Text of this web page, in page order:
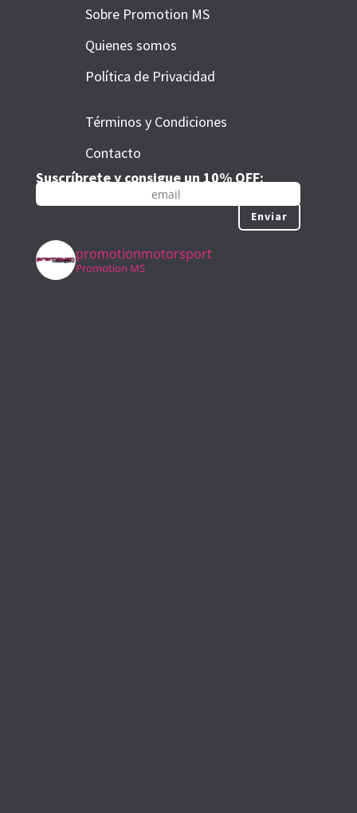
Sobre Promotion MS
Quienes somos
Política de Privacidad
Términos y Condiciones
Contacto
Suscríbrete y consigue un 10% OFF:
Enviar
promotionmotorsport
Promotion MS